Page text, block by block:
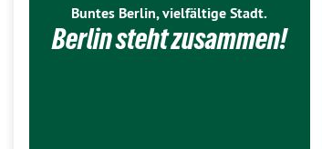
Buntes Berlin, vielfältige Stadt.
Berlin steht zusammen!